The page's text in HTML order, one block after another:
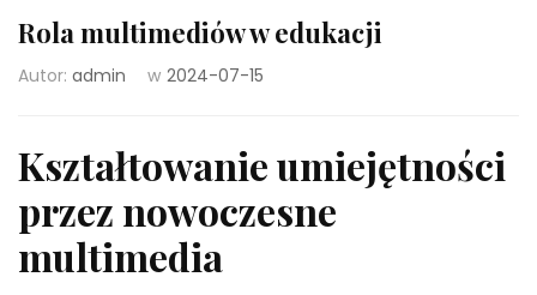
Rola multimediów w edukacji
Autor: admin w 2024-07-15
Kształtowanie umiejętności
przez nowoczesne
multimedia